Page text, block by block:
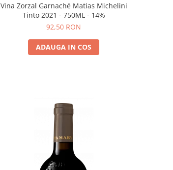
Vina Zorzal Garnaché Matias Michelini
Tinto 2021 - 750ML - 14%
92,50 RON
ADAUGA IN COS